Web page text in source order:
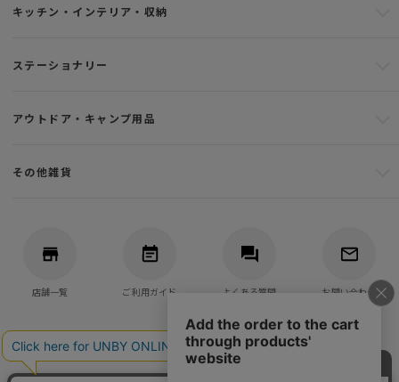
キッチン・インテリア・収納
ステーショナリー
アウトドア・キャンプ用品
その他雑貨
店舗一覧 ご利用ガイド よくある質問 お問い合わせ